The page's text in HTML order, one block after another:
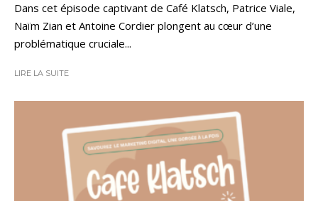
Dans cet épisode captivant de Café Klatsch, Patrice Viale,
Naïm Zian et Antoine Cordier plongent au cœur d’une
problématique cruciale...
LIRE LA SUITE